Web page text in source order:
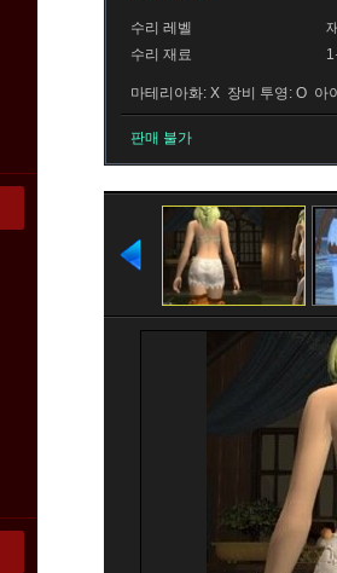
수리 레벨
수리 재료
마테리아화: X 장비 투영: O 아
판매 불가